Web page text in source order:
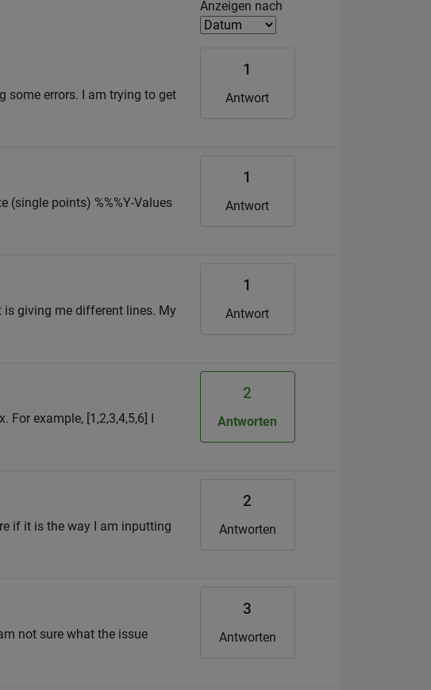
Filter2
Anzeigen nach
some errors. I am trying to get
1
Antwort
(single points) %%%Y-Values
1
Antwort
giving me different lines. My
1
Antwort
example, [1,2,3,4,5,6] I
2
Antworten
if it is the way I am inputting
2
Antworten
not sure what the issue
3
Antworten